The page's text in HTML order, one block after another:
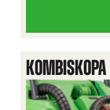
KOMBISKOPA